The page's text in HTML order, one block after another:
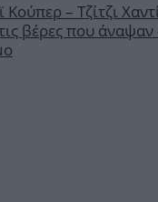
Κούπερ – Τζίτζι
βέρες που άναψαν